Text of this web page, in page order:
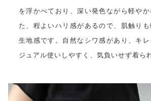
を浮かべており、深い発色ながら軽や
た、程よいハリ感があるので、肌触り
生地感です。自然なシワ感があり、キ
ジュアル使いしやすく、気負いせず着ら